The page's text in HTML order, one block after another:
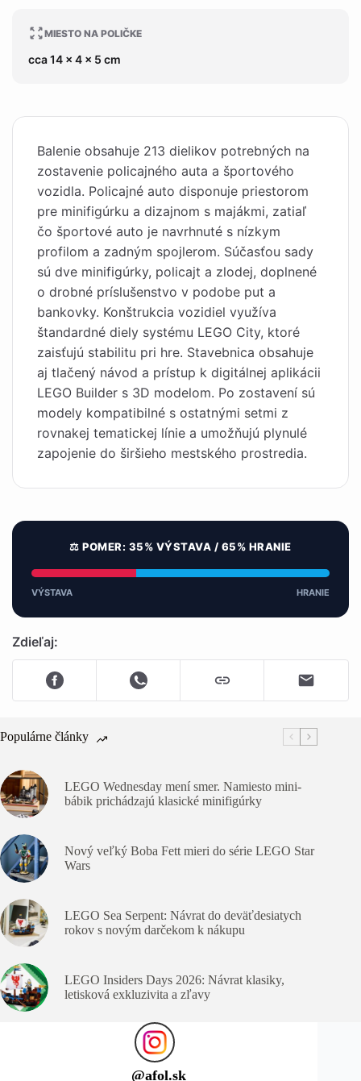
MIESTO NA POLIČKE
cca 14 x 4 x 5 cm
Balenie obsahuje 213 dielikov potrebných na
zostavenie policajného auta a športového
vozidla. Policajné auto disponuje priestorom
pre minifigúrku a dizajnom s majákmi, zatiaľ
čo športové auto je navrhnuté s nízkym
profilom a zadným spojlerom. Súčasťou sady
sú dve minifigúrky, policajt a zlodej, doplnené
o drobné príslušenstvo v podobe put a
bankovky. Konštrukcia vozidiel využíva
štandardné diely systému LEGO City, ktoré
zaisťujú stabilitu pri hre. Stavebnica obsahuje
aj tlačený návod a prístup k digitálnej aplikácii
LEGO Builder s 3D modelom. Po zostavení sú
modely kompatibilné s ostatnými setmi z
rovnakej tematickej línie a umožňujú plynulé
zapojenie do širšieho mestského prostredia.
⚖️ POMER: 35% VÝSTAVA / 65% HRANIE
VÝSTAVA HRANIE
Zdieľaj:
Populárne články
LEGO Wednesday mení smer. Namiesto mini-
bábik prichádzajú klasické minifigúrky
Nový veľký Boba Fett mieri do série LEGO Star
Wars
LEGO Sea Serpent: Návrat do deväťdesiatych
rokov s novým darčekom k nákupu
LEGO Insiders Days 2026: Návrat klasiky,
letisková exkluzivita a zľavy
@afol.sk